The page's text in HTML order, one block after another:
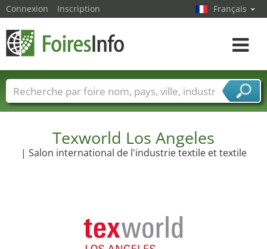
Texworld Los Angeles
| Salon international de l'industrie textile et textile
Connexion Inscription Français
Toggle
Foire noms Pays Villes
Secteurs de foire